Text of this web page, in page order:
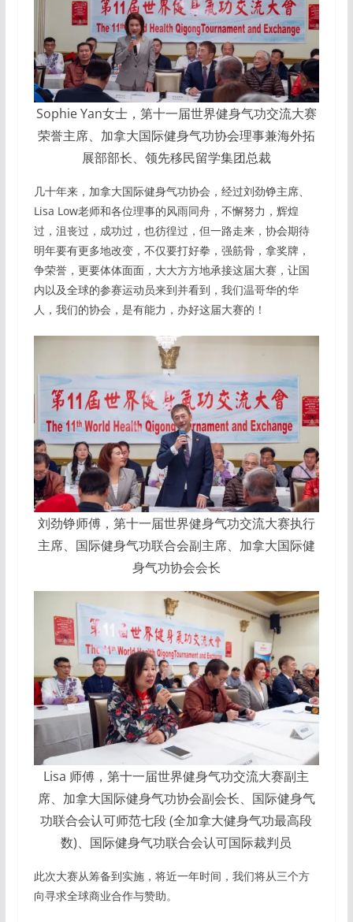
Sophie Yan女士，第十一届世界健身气功交流大赛
荣誉主席、加拿大国际健身气功协会理事兼海外拓
展部部长、领先移民留学集团总裁
几十年来，加拿大国际健身气功协会，经过刘劲铮主席、
Lisa Low老师和各位理事的风雨同舟，不懈努力，辉煌
过，沮丧过，成功过，也彷徨过，但一路走来，协会期待
明年要有更多地改变，不仅要打好拳，强筋骨，拿奖牌，
争荣誉，更要体体面面，大大方方地承接这届大赛，让国
内以及全球的参赛运动员来到并看到，我们温哥华的华
人，我们的协会，是有能力，办好这届大赛的！
刘劲铮师傅，第十一届世界健身气功交流大赛执行
主席、国际健身气功联合会副主席、加拿大国际健
身气功协会会长
Lisa 师傅，第十一届世界健身气功交流大赛副主
席、加拿大国际健身气功协会副会长、国际健身气
功联合会认可师范七段 (全加拿大健身气功最高段
数)、国际健身气功联合会认可国际裁判员
此次大赛从筹备到实施，将近一年时间，我们将从三个方
向寻求全球商业合作与赞助。